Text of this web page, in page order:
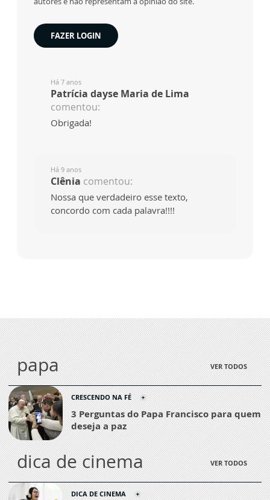
FAZER LOGIN
Há 7 anos
Patrícia dayse Maria de Lima
comentou:
Obrigada!
Há 9 anos
Clênia comentou:
Nossa que verdadeiro esse texto,
concordo com cada palavra!!!!
papa VER TODOS
CRESCENDO NA FÉ
3 Perguntas do Papa Francisco para quem
deseja a paz
dica de cinema VER TODOS
DICA DE CINEMA